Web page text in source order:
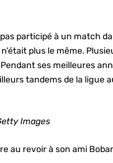
participé à un match
plus le même.
ses meilleures
tandems de la ligue
Images
au revoir à son ami